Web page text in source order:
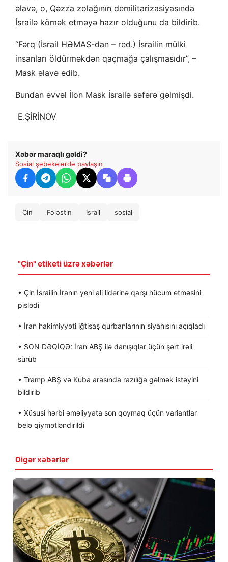
əlavə, o, Qəzza zolağının demilitarizasiyasında
İsrailə kömək etməyə hazır olduğunu da bildirib.
“Fərq (İsrail HƏMAS-dan – red.) İsrailin mülki
insanları öldürməkdən qaçmağa çalışmasıdır”, –
Mask əlavə edib.
Bundan əvvəl İlon Mask İsrailə səfərə gəlmişdi.
​​ E.ŞİRİNOV
Xəbər maraqlı gəldi?
Sosial şəbəkələrdə paylaşın
Çin Fələstin İsrail sosial
"Çin" etiketi üzrə xəbərlər
• Çin İsrailin İranın yeni ali liderinə qarşı hücum etməsini
pislədi
• İran hakimiyyəti iğtişaş qurbanlarının siyahısını açıqladı
• SON DƏQİQƏ: İran ABŞ ilə danışıqlar üçün şərt irəli
sürüb
• Tramp ABŞ və Kuba arasında razılığa gəlmək istəyini
bildirib
• Xüsusi hərbi əməliyyata son qoymaq üçün variantlar
belə qiymətləndirildi
Digər xəbərlər